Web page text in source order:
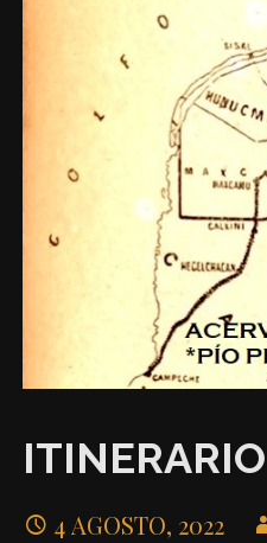
4 AGOSTO, 2022